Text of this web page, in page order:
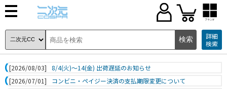
ブランド
詳細
検索
[2026/08/03]
8/4(火)～14(金) 出荷遅延のお知らせ
[2026/07/01]
コンビニ・ペイジー決済の支払期限変更について